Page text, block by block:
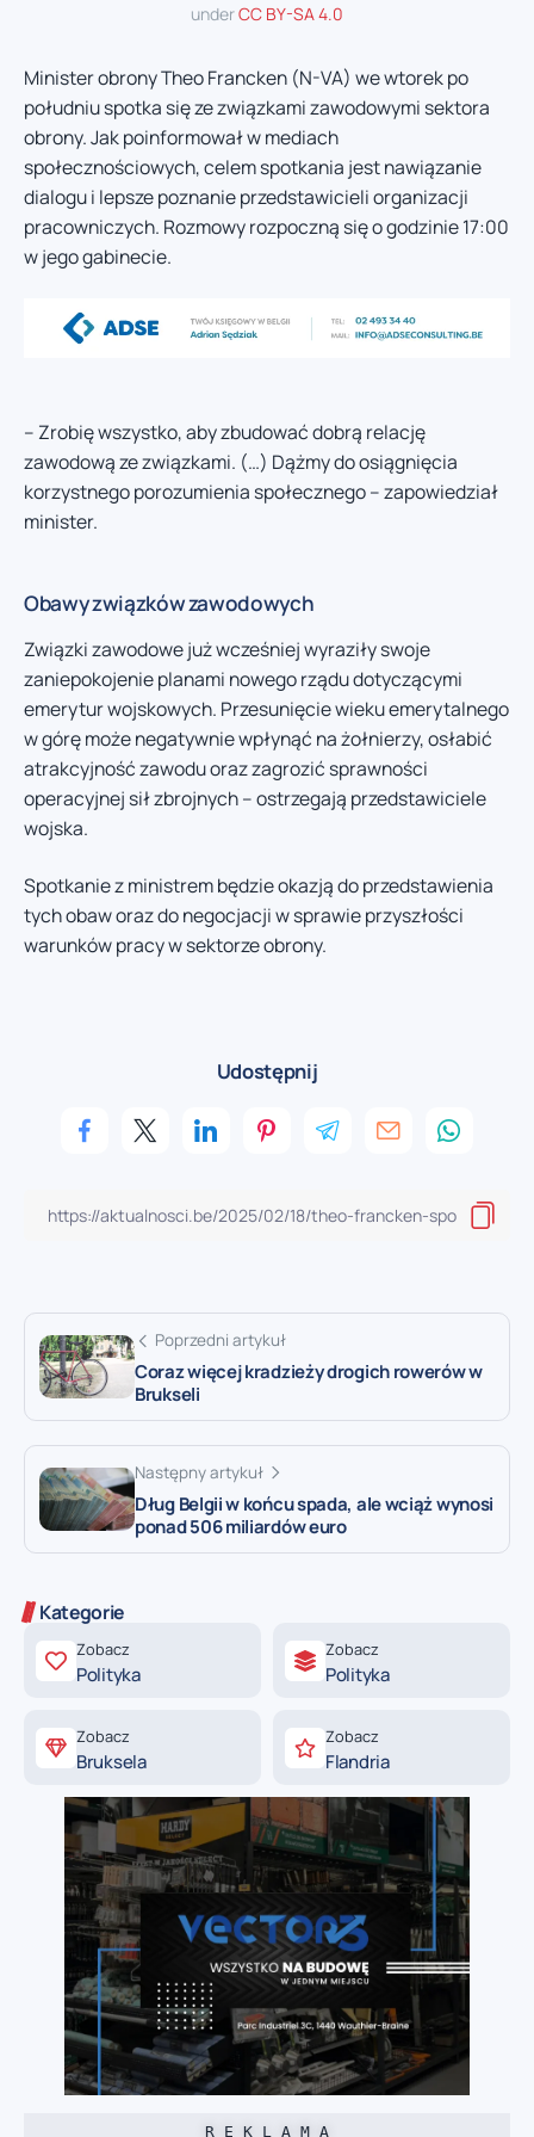
underCC BY-SA 4.0
Minister obrony Theo Francken (N-VA) we wtorek po
południu spotka się ze związkami zawodowymi sektora
obrony. Jak poinformował w mediach
społecznościowych, celem spotkania jest nawiązanie
dialogu i lepsze poznanie przedstawicieli organizacji
pracowniczych. Rozmowy rozpoczną się o godzinie 17:00
w jego gabinecie.
– Zrobię wszystko, aby zbudować dobrą relację
zawodową ze związkami. (…) Dążmy do osiągnięcia
korzystnego porozumienia społecznego – zapowiedział
minister.
Obawy związków zawodowych
Związki zawodowe już wcześniej wyraziły swoje
zaniepokojenie planami nowego rządu dotyczącymi
emerytur wojskowych. Przesunięcie wieku emerytalnego
w górę może negatywnie wpłynąć na żołnierzy, osłabić
atrakcyjność zawodu oraz zagrozić sprawności
operacyjnej sił zbrojnych – ostrzegają przedstawiciele
wojska.
Spotkanie z ministrem będzie okazją do przedstawienia
tych obaw oraz do negocjacji w sprawie przyszłości
warunków pracy w sektorze obrony.
Udostępnij
Poprzedni artykuł
Coraz więcej kradzieży drogich rowerów w
Brukseli
Następny artykuł
Dług Belgii w końcu spada, ale wciąż wynosi
ponad 506 miliardów euro
Kategorie
Zobacz
Polityka
Zobacz
Polityka
Zobacz
Bruksela
Zobacz
Flandria
R E K L A M A